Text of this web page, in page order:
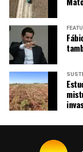
para a agricultura
O número
propriedade é
efetivamente chega
Crédito não cria
devolvido com a
não existir,
de risco, garantias